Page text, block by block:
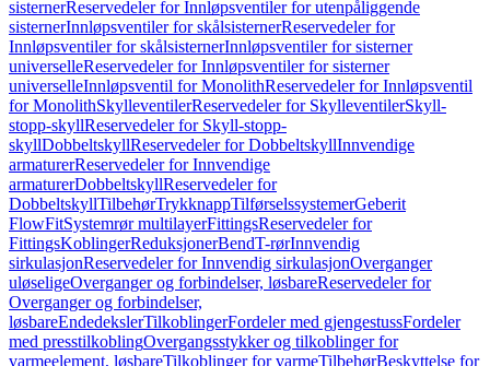
sisternerReservedeler for Innløpsventiler for utenpåliggende
sisternerInnløpsventiler for skålsisternerReservedeler for
Innløpsventiler for skålsisternerInnløpsventiler for sisterner
universelleReservedeler for Innløpsventiler for sisterner
universelleInnløpsventil for MonolithReservedeler for Innløpsventil
for MonolithSkylleventilerReservedeler for SkylleventilerSkyll-
stopp-skyllReservedeler for Skyll-stopp-
skyllDobbeltskyllReservedeler for DobbeltskyllInnvendige
armaturerReservedeler for Innvendige
armaturerDobbeltskyllReservedeler for
DobbeltskyllTilbehørTrykknappTilførselssystemerGeberit
FlowFitSystemrør multilayerFittingsReservedeler for
FittingsKoblingerReduksjonerBendT-rørInnvendig
sirkulasjonReservedeler for Innvendig sirkulasjonOverganger
uløseligeOverganger og forbindelser, løsbareReservedeler for
Overganger og forbindelser,
løsbareEndedekslerTilkoblingerFordeler med gjengestussFordeler
med presstilkoblingOvergangsstykker og tilkoblinger for
varmeelement, løsbareTilkoblinger for varmeTilbehørBeskyttelse for